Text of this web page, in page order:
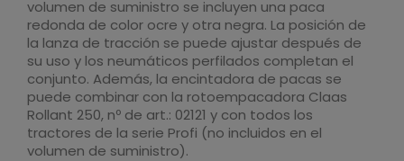
volumen de suministro se incluyen una paca
redonda de color ocre y otra negra. La posición de
la lanza de tracción se puede ajustar después de
su uso y los neumáticos perfilados completan el
conjunto. Además, la encintadora de pacas se
puede combinar con la rotoempacadora Claas
Rollant 250, nº de art.: 02121 y con todos los
tractores de la serie Profi (no incluidos en el
volumen de suministro).